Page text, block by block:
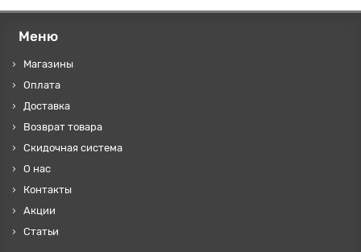
Меню
Магазины
Оплата
Доставка
Возврат товара
Скидочная система
О нас
Контакты
Акции
Статьи